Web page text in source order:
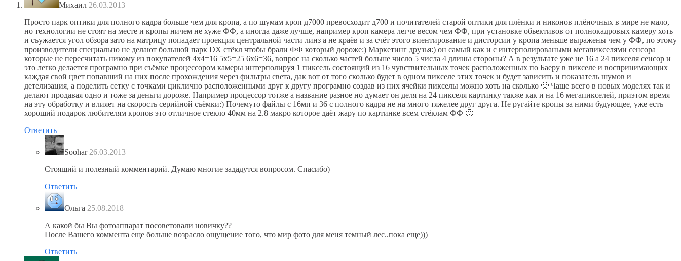
Михаил 26.03.2013
Просто парк оптики для полного кадра больше чем для кропа, а по шумам кроп д7000 превосходит д700 и почитателей старой оптики для плёнки и никонов плёночных в мире не мало,
но технологии не стоят на месте и кропы ничем не хуже ФФ, а иногда даже лучше, например кроп камера легче весом чем ФФ, при установке обьективов от полнокадровых камеру хоть
и съужается угол обзора зато на матрицу попадает проекция центральной части линз а не краёв и за счёт этого виентирование и дисторсии у кропа меньше выражены чем у ФФ, по этому
производители специально не делают большой парк DX стёкл чтобы брали ФФ который дороже:) Маркетинг друзья:) он самый как и с интерполироваными мегапикселями сенсора
которые не пересчитать никому из покупателей 4х4=16 5х5=25 6х6=36, вопрос на сколько частей больше число 5 числа 4 длины стороны? А в результате уже не 16 а 24 пикселя сенсор и
это легко делается програмно при съёмке процессором камеры интерполируя 1 пиксель состоящий из 16 чувствительных точек расположенных по Баеру в пикселе и воспринимающих
каждая свой цвет попавший на них после прохождения через фильтры света, дак вот от того сколько будет в одном пикселе этих точек и будет зависить и показатель шумов и
детелизация, а поделить сетку с точками циклично расположенными друг к другу програмно создав из них ячейки пикселы можно хоть на сколько 🙂 Чаще всего в новых моделях так и
делают продавая одно и тоже за деньги дороже. Например процессор тотже а название разное но думает он деля на 24 пикселя картинку также как и на 16 мегапикселей, приэтом время
на эту обработку и влияет на скорость серийной съёмки:) Почемуто файлы с 16мп и 36 с полного кадра не на много тяжелее друг друга. Не ругайте кропы за ними будующее, уже есть
хороший подарок любителям кропов это отличное стекло 40мм на 2.8 макро которое даёт жару по картинке всем стёклам ФФ 🙂
Ответить
Soohar 26.03.2013
Стоящий и полезный комментарий. Думаю многие зададутся вопросом. Спасибо)
Ответить
Ольга 25.08.2018
А какой бы Вы фотоаппарат посоветовали новичку??
После Вашего коммента еще больше возрасло ощущение того, что мир фото для меня темный лес..пока еще)))
Ответить